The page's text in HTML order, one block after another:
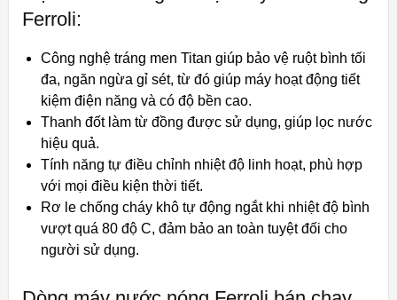
Ferroli:
Công nghệ tráng men Titan giúp bảo vệ ruột bình tối
đa, ngăn ngừa gỉ sét, từ đó giúp máy hoạt động tiết
kiệm điện năng và có độ bền cao.
Thanh đốt làm từ đồng được sử dụng, giúp lọc nước
hiệu quả.
Tính năng tự điều chỉnh nhiệt độ linh hoạt, phù hợp
với mọi điều kiện thời tiết.
Rơ le chống cháy khô tự động ngắt khi nhiệt độ bình
vượt quá 80 độ C, đảm bảo an toàn tuyệt đối cho
người sử dụng.